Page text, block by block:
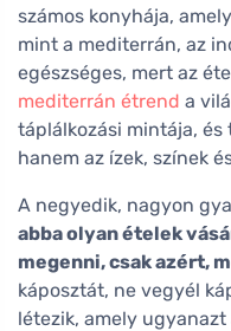
számos konyhája,
mint a mediterrán, az
egészséges, mert az
mediterrán étrend a
táplálkozási mintája,
hanem az ízek, színek
A negyedik, nagyon
abba olyan ételek
megenni, csak azért,
káposztát, ne vegyél
létezik, amely